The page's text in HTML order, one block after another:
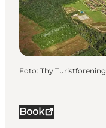
Book
Foto: Thy Turistforening